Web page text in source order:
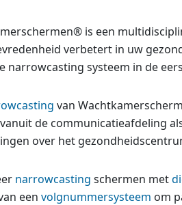
is een
verbetert in uw
narrowcasting systeem in de
van
de communicatieafdeling
over het
narrowcasting schermen met
een volgnummersysteem om